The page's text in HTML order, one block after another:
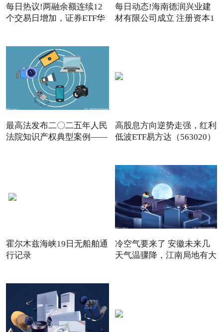
每日热议!两融余额连续12
个交易日增加，证券ETF华
每日动态!海南德润兴业建
材有限公司成立 注册资本1
最高法发布二〇二五年人民
法院知识产权典型案例——
高股息方向逆势走强，红利
低波ETF易方达（563020）
霍尔木兹海峡19日无船舶通
行记录
冷空气要来了 安徽未来几
天气温骤降，江南局地有大